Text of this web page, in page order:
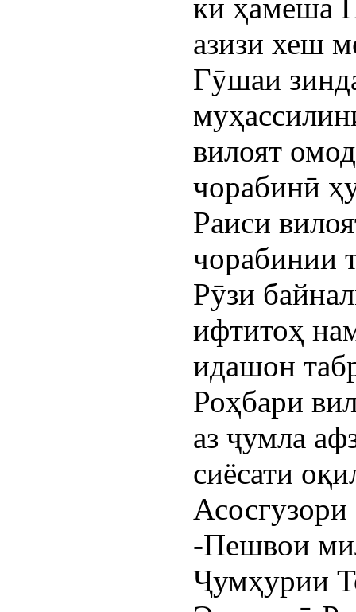
ки ҳамеша
азизи хеш
Гӯшаи
вилоят
чорабинӣ
Раиси
чорабинии
Рӯзи
ифтитоҳ
идашон
Роҳбари
аз ҷумла
сиёсати
-Пешвои
Ҷумҳурии